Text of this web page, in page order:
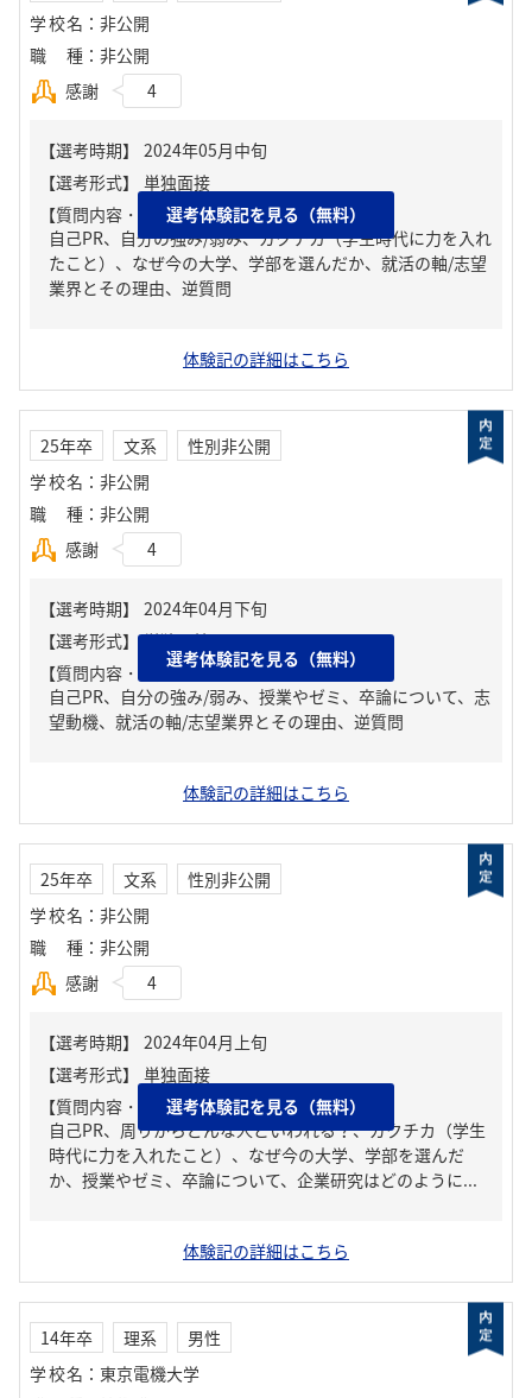
学校名 ： 非公開
職種 ： 非公開
感謝
4
【質問内容・課題】
自己PR、自分の強み/弱み、ガクチカ（学生時代に力を入れ
たこと）、なぜ今の大学、学部を選んだか、就活の軸/志望
業界とその理由、逆質問
選考体験記を見る（無料）
体験記の詳細はこちら
25年卒 文系
性別非公開
学校名 ： 非公開
職種 ： 非公開
感謝
4
【質問内容・課題】
自己PR、自分の強み/弱み、授業やゼミ、卒論について、志
望動機、就活の軸/志望業界とその理由、逆質問
選考体験記を見る（無料）
体験記の詳細はこちら
25年卒 文系
性別非公開
学校名 ： 非公開
職種 ： 非公開
感謝
4
【質問内容・課題】
自己PR、周りからどんな人といわれる？、ガクチカ（学生
時代に力を入れたこと）、なぜ今の大学、学部を選んだ
か、授業やゼミ、卒論について、企業研究はどのように...
選考体験記を見る（無料）
体験記の詳細はこちら
14年卒 理系
男性
学校名 ： 東京電機大学